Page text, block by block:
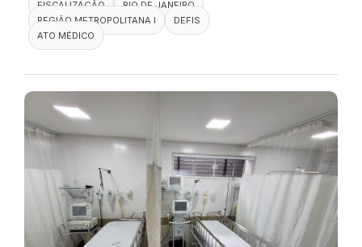
FISCALIZAÇÃO
RIO DE JANEIRO
REGIÃO METROPOLITANA I
DEFIS
ATO MÉDICO